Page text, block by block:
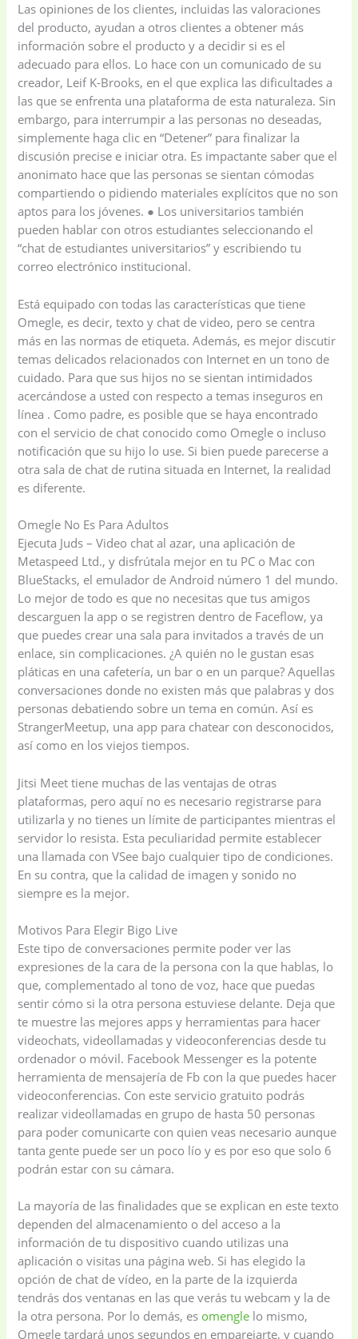
Appliances(19)
Electronics Gadget Accessories
gadget-accessories
Health & Beauty
Las opiniones de los clientes, incluidas las valoraciones
del producto, ayudan a otros clientes a obtener más
información sobre el producto y a decidir si es el
adecuado para ellos. Lo hace con un comunicado de su
creador, Leif K-Brooks, en el que explica las dificultades a
las que se enfrenta una plataforma de esta naturaleza. Sin
embargo, para interrumpir a las personas no deseadas,
simplemente haga clic en “Detener” para finalizar la
discusión precise e iniciar otra. Es impactante saber que el
anonimato hace que las personas se sientan cómodas
compartiendo o pidiendo materiales explícitos que no son
aptos para los jóvenes. ● Los universitarios también
pueden hablar con otros estudiantes seleccionando el
“chat de estudiantes universitarios” y escribiendo tu
correo electrónico institucional.
Está equipado con todas las características que tiene
Omegle, es decir, texto y chat de video, pero se centra
más en las normas de etiqueta. Además, es mejor discutir
temas delicados relacionados con Internet en un tono de
cuidado. Para que sus hijos no se sientan intimidados
acercándose a usted con respecto a temas inseguros en
línea . Como padre, es posible que se haya encontrado
con el servicio de chat conocido como Omegle o incluso
notificación que su hijo lo use. Si bien puede parecerse a
otra sala de chat de rutina situada en Internet, la realidad
es diferente.
Omegle No Es Para Adultos
Ejecuta Juds – Video chat al azar, una aplicación de
Metaspeed Ltd., y disfrútala mejor en tu PC o Mac con
BlueStacks, el emulador de Android número 1 del mundo.
Lo mejor de todo es que no necesitas que tus amigos
descarguen la app o se registren dentro de Faceflow, ya
que puedes crear una sala para invitados a través de un
enlace, sin complicaciones. ¿A quién no le gustan esas
pláticas en una cafetería, un bar o en un parque? Aquellas
conversaciones donde no existen más que palabras y dos
personas debatiendo sobre un tema en común. Así es
StrangerMeetup, una app para chatear con desconocidos,
así como en los viejos tiempos.
Jitsi Meet tiene muchas de las ventajas de otras
plataformas, pero aquí no es necesario registrarse para
utilizarla y no tienes un límite de participantes mientras el
servidor lo resista. Esta peculiaridad permite establecer
una llamada con VSee bajo cualquier tipo de condiciones.
En su contra, que la calidad de imagen y sonido no
siempre es la mejor.
Motivos Para Elegir Bigo Live
Este tipo de conversaciones permite poder ver las
expresiones de la cara de la persona con la que hablas, lo
que, complementado al tono de voz, hace que puedas
sentir cómo si la otra persona estuviese delante. Deja que
te muestre las mejores apps y herramientas para hacer
videochats, videollamadas y videoconferencias desde tu
ordenador o móvil. Facebook Messenger es la potente
herramienta de mensajería de Fb con la que puedes hacer
videoconferencias. Con este servicio gratuito podrás
realizar videollamadas en grupo de hasta 50 personas
para poder comunicarte con quien veas necesario aunque
tanta gente puede ser un poco lío y es por eso que solo 6
podrán estar con su cámara.
La mayoría de las finalidades que se explican en este texto
dependen del almacenamiento o del acceso a la
información de tu dispositivo cuando utilizas una
aplicación o visitas una página web. Si has elegido la
opción de chat de vídeo, en la parte de la izquierda
tendrás dos ventanas en las que verás tu webcam y la de
la otra persona. Por lo demás, es omengle lo mismo,
Omegle tardará unos segundos en emparejarte, y cuando